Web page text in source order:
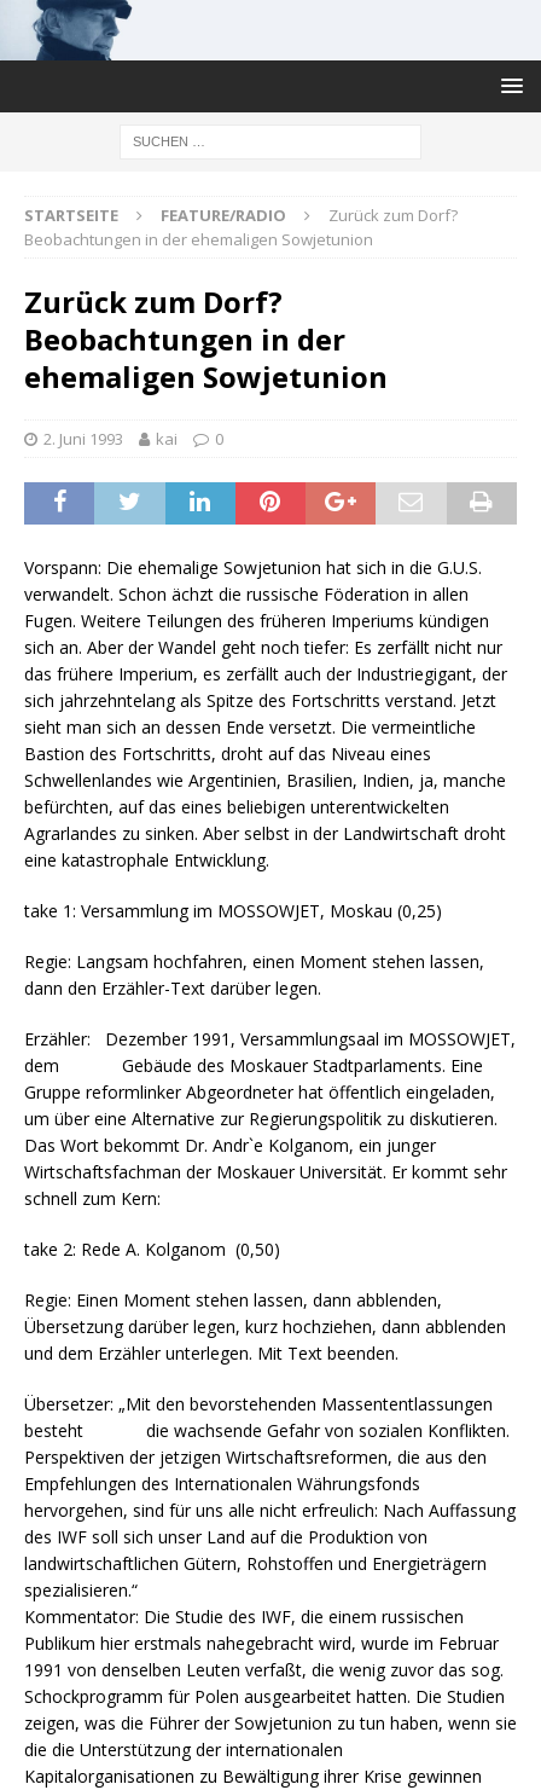
STARTSEITE FEATURE/RADIO
Zurück zum Dorf?
Beobachtungen in der ehemaligen Sowjetunion
Zurück zum Dorf?
Beobachtungen in der
ehemaligen Sowjetunion
2. Juni 1993 kai 0
Vorspann: Die ehemalige Sowjetunion hat sich in die G.U.S.
verwandelt. Schon ächzt die russische Föderation in allen
Fugen. Weitere Teilungen des früheren Imperiums kündigen
sich an. Aber der Wandel geht noch tiefer: Es zerfällt nicht nur
das frühere Imperium, es zerfällt auch der Industriegigant, der
sich jahrzehntelang als Spitze des Fortschritts verstand. Jetzt
sieht man sich an dessen Ende versetzt. Die vermeintliche
Bastion des Fortschritts, droht auf das Niveau eines
Schwellenlandes wie Argentinien, Brasilien, Indien, ja, manche
befürchten, auf das eines beliebigen unterentwickelten
Agrarlandes zu sinken. Aber selbst in der Landwirtschaft droht
eine katastrophale Entwicklung.
take 1: Versammlung im MOSSOWJET, Moskau (0,25)
Regie: Langsam hochfahren, einen Moment stehen lassen,
dann den Erzähler-Text darüber legen.
Erzähler: Dezember 1991, Versammlungsaal im MOSSOWJET,
dem Gebäude des Moskauer Stadtparlaments. Eine
Gruppe reformlinker Abgeordneter hat öffentlich eingeladen,
um über eine Alternative zur Regierungspolitik zu diskutieren.
Das Wort bekommt Dr. Andr`e Kolganom, ein junger
Wirtschaftsfachman der Moskauer Universität. Er kommt sehr
schnell zum Kern:
take 2: Rede A. Kolganom (0,50)
Regie: Einen Moment stehen lassen, dann abblenden,
Übersetzung darüber legen, kurz hochziehen, dann abblenden
und dem Erzähler unterlegen. Mit Text beenden.
Übersetzer: „Mit den bevorstehenden Massententlassungen
besteht die wachsende Gefahr von sozialen Konflikten.
Perspektiven der jetzigen Wirtschaftsreformen, die aus den
Empfehlungen des Internationalen Währungsfonds
hervorgehen, sind für uns alle nicht erfreulich: Nach Auffassung
des IWF soll sich unser Land auf die Produktion von
landwirtschaftlichen Gütern, Rohstoffen und Energieträgern
spezialisieren.“
Kommentator: Die Studie des IWF, die einem russischen
Publikum hier erstmals nahegebracht wird, wurde im Februar
1991 von denselben Leuten verfaßt, die wenig zuvor das sog.
Schockprogramm für Polen ausgearbeitet hatten. Die Studien
zeigen, was die Führer der Sowjetunion zu tun haben, wenn sie
die die Unterstützung der internationalen
Kapitalorganisationen zu Bewältigung ihrer Krise gewinnen